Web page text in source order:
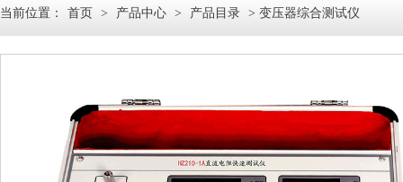
当前位置： 首页 > 产品中心 > 产品目录 > 变压器综合测试仪